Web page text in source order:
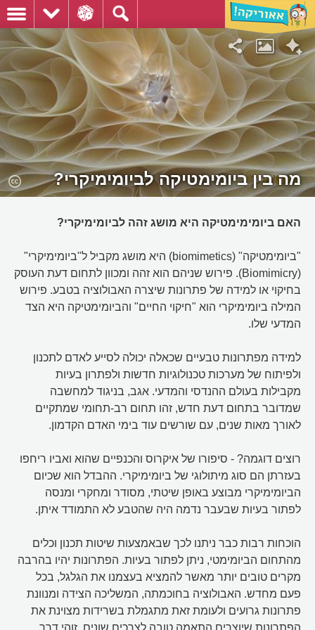
מה בין ביומימטיקה לביומימיקרי?
האם ביומימימטיקה היא מושג זהה לביומימיקרי?
"ביומימטיקה" (biomimetics) היא מושג מקביל ל"ביומימיקרי"
(Biomimicry). פירוש שניהם הוא זהה ומכוון לתחום דעת העוסק
בחיקוי או למידה של פתרונות שיצרה האבולוציה בטבע. פירוש
המילה ביומימיקרי הוא "חיקוי החיים" והביומימטיקה היא הצד
המדעי שלו.
למידה מפתרונות טבעיים שכאלה יכולה לסייע לאדם לתכנון
ולפיתוח של מערכות טכנולוגיות חדשות ולפתרון בעיות
מקבילות בעולם ההנדסי והמדעי. אגב, בניגוד למחשבה
שמדובר בתחום דעת חדש, זהו תחום רב-תחומי שמתקיים
לאורך מאות שנים, עם שורשים עוד בימי האדם הקדמון.
רוצים דוגמה? - סיפורו של איקרוס והכנפיים שהוא ואביו ריחפו
בעזרתן הם סוג מיתולוגי של ביומימיקרי. ההבדל הוא שכיום
הביומימיקרי מבוצע באופן שיטתי, מסודר ומחקרי ומנסה
לפתור בעיות שבעבר נדמה היה שהטבע לא התמודד איתן.
הוכחות רבות כבר ניתנו לכך שבאמצעות שיטות תכנון וכלים
מהתחום הביומימטי, ניתן לפתור בעיות. הפתרונות יהיו בהרבה
מקרים טובים יותר מאשר להמציא בעצמנו את הגלגל, בכל
פעם מחדש. האבולוציה בחוכמתה, המשליכה הצידה ומנוונת
פתרונות גרועים ולעומת זאת מתגמלת בשרידות מצוינת את
הפתרונות שיוצרים התאמה טובה לצרכים שונים. זוהי דרך